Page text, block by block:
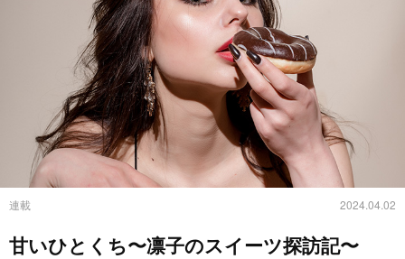
連載 2024.04.02
甘いひとくち〜凛子のスイーツ探訪記〜